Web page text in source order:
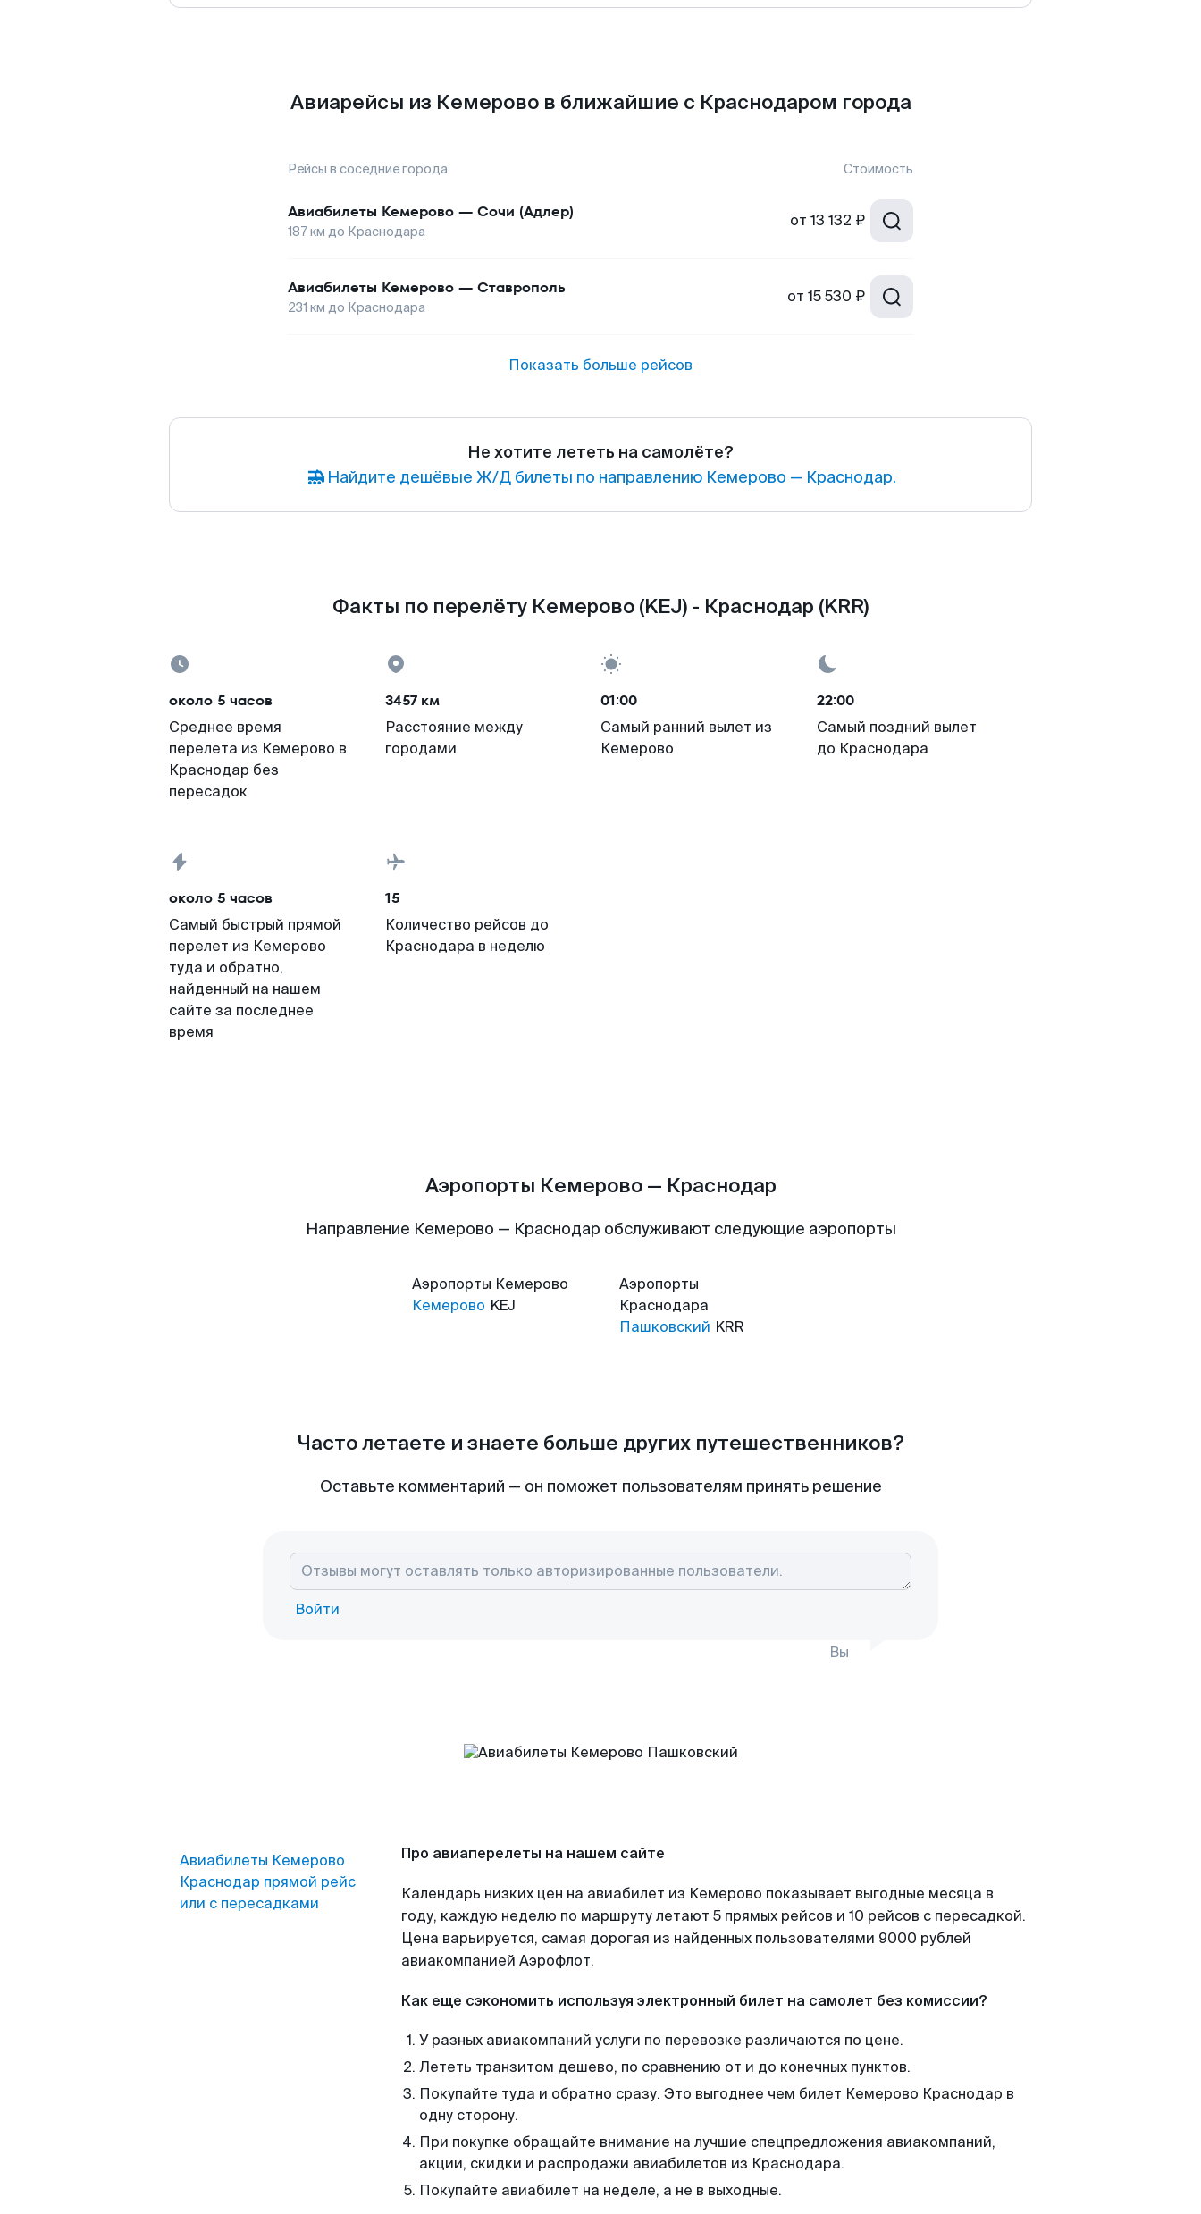
Авиарейсы из Кемерово в ближайшие с Краснодаром города
Рейсы в соседние города Стоимость
Авиабилеты Кемерово — Сочи (Адлер)
187км до Краснодара
от 13 132 ₽
Авиабилеты Кемерово — Ставрополь
231 км до Краснодара
от 15 530 ₽
Показать больше рейсов
Не хотите лететь на самолёте?
Найдите дешёвые Ж/Д билеты по направлению Кемерово — Краснодар.
Факты по перелёту Кемерово (KEJ) - Краснодар (KRR)
около 5 часов
Среднее время
перелета из Кемерово в
Краснодар без
пересадок
3457 км
Расстояние между
городами
01:00
Самый ранний вылет из
Кемерово
22:00
Самый поздний вылет
до Краснодара
около 5 часов
Самый быстрый прямой
перелет из Кемерово
туда и обратно,
найденный на нашем
сайте за последнее
время
15
Количество рейсов до
Краснодара в неделю
Аэропорты Кемерово — Краснодар
Направление Кемерово — Краснодар обслуживают следующие аэропорты
Аэропорты Кемерово
Кемерово KEJ
Аэропорты
Краснодара
Пашковский KRR
Часто летаете и знаете больше других путешественников?
Оставьте комментарий — он поможет пользователям принять решение
Войти
Вы
Авиабилеты Кемерово
Краснодар прямой рейс
или с пересадками
Про авиаперелеты на нашем сайте
Календарь низких цен на авиабилет из Кемерово показывает выгодные месяца в
году, каждую неделю по маршруту летают 5 прямых рейсов и 10 рейсов с пересадкой.
Цена варьируется, самая дорогая из найденных пользователями 9000 рублей
авиакомпанией Аэрофлот.
Как еще сэкономить используя электронный билет на самолет без комиссии?
У разных авиакомпаний услуги по перевозке различаются по цене.
Лететь транзитом дешево, по сравнению от и до конечных пунктов.
Покупайте туда и обратно сразу. Это выгоднее чем билет Кемерово Краснодар в
одну сторону.
При покупке обращайте внимание на лучшие спецпредложения авиакомпаний,
акции, скидки и распродажи авиабилетов из Краснодара.
Покупайте авиабилет на неделе, а не в выходные.